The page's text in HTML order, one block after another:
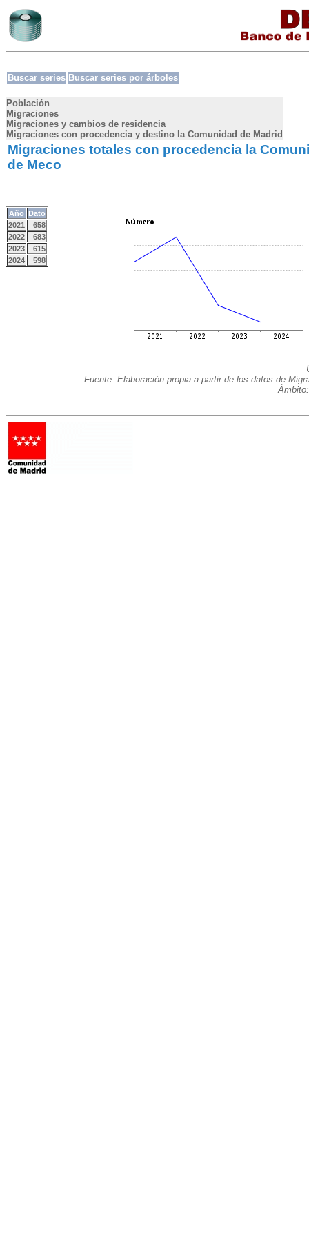
Buscar series Buscar series por árboles
Población
Migraciones
Migraciones y cambios de residencia
Migraciones con procedencia y destino la Comunidad de Madrid
Migraciones totales con procedencia la
de Meco
Año Dato
2021
658
2022
683
2023
615
2024
598
Fuente: Elaboración propia a partir de los datos de